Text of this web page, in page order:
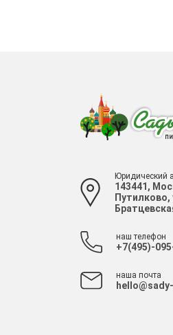
Юридический
143441,
Путилково,
наш телефон
+7(495)-
наша почта